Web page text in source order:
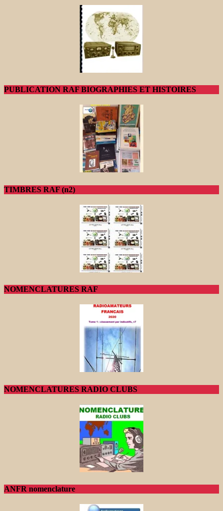
PUBLICATION RAF BIOGRAPHIES ET HISTOIRES
TIMBRES RAF (n2)
NOMENCLATURES RAF
NOMENCLATURES RADIO CLUBS
ANFR nomenclature